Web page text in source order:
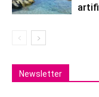
Newsletter